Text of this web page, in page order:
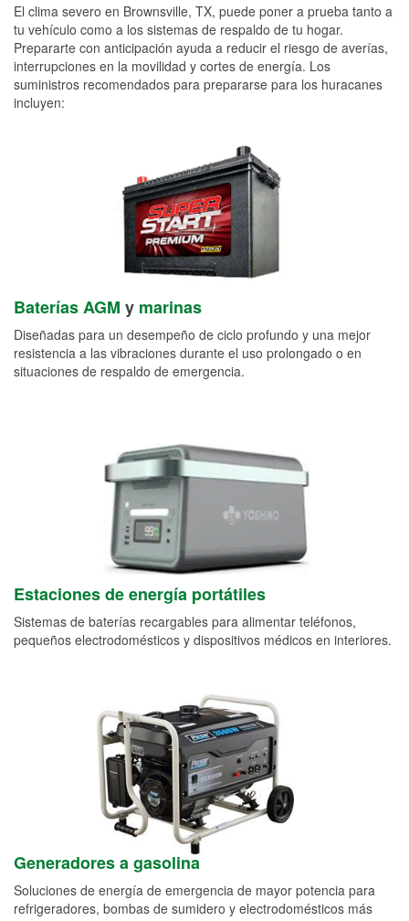
El clima severo en Brownsville, TX, puede poner a prueba tanto a
tu vehículo como a los sistemas de respaldo de tu hogar.
Prepararte con anticipación ayuda a reducir el riesgo de averías,
interrupciones en la movilidad y cortes de energía. Los
suministros recomendados para prepararse para los huracanes
incluyen:
Baterías AGM y marinas
Diseñadas para un desempeño de ciclo profundo y una mejor
resistencia a las vibraciones durante el uso prolongado o en
situaciones de respaldo de emergencia.
Estaciones de energía portátiles
Sistemas de baterías recargables para alimentar teléfonos,
pequeños electrodomésticos y dispositivos médicos en interiores.
Generadores a gasolina
Soluciones de energía de emergencia de mayor potencia para
refrigeradores, bombas de sumidero y electrodomésticos más